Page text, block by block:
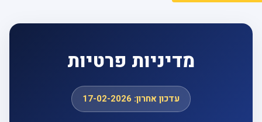
מדיניות פרטיות
עדכון אחרון: 17-02-2026